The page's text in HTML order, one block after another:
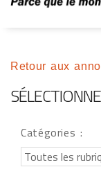
Retour aux
Catégories :